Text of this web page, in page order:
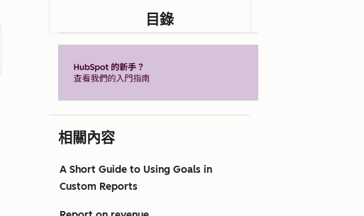
目錄
相關內容
A Short Guide to Using Goals in
Custom Reports